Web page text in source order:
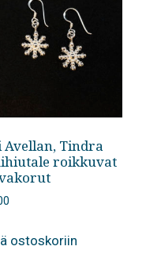
Avellan, Tindra
roikkuvat
ostoskoriin